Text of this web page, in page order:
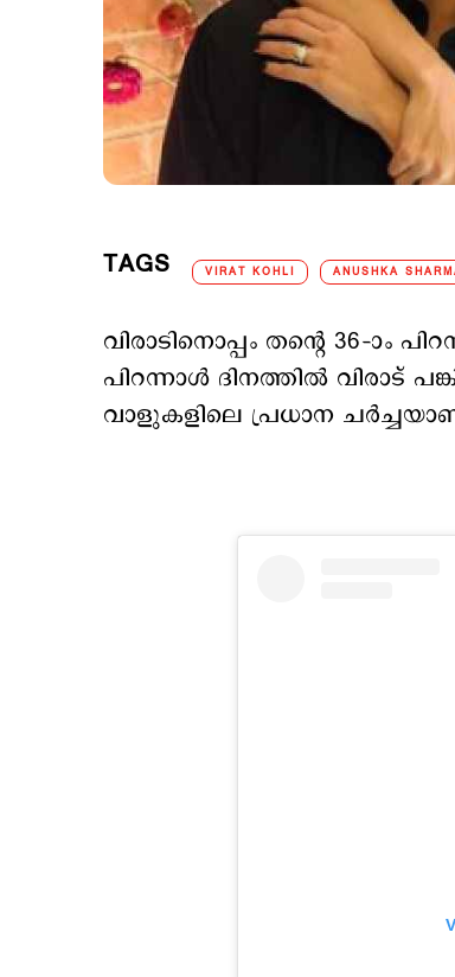
TAGS VIRAT KOHLI ANUSHKA
വിരാടിനൊപ്പം തന്‍റെ
പിറന്നാള്‍ ദിനത്തില്‍
വാളുകളിലെ പ്രധാന